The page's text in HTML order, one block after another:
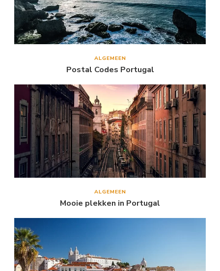
ALGEMEEN
Postal Codes Portugal
ALGEMEEN
Mooie plekken in Portugal